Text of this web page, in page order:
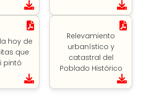
hoy de
que
pintó
Relevamiento
urbanístico y
catastral del
Poblado Histórico